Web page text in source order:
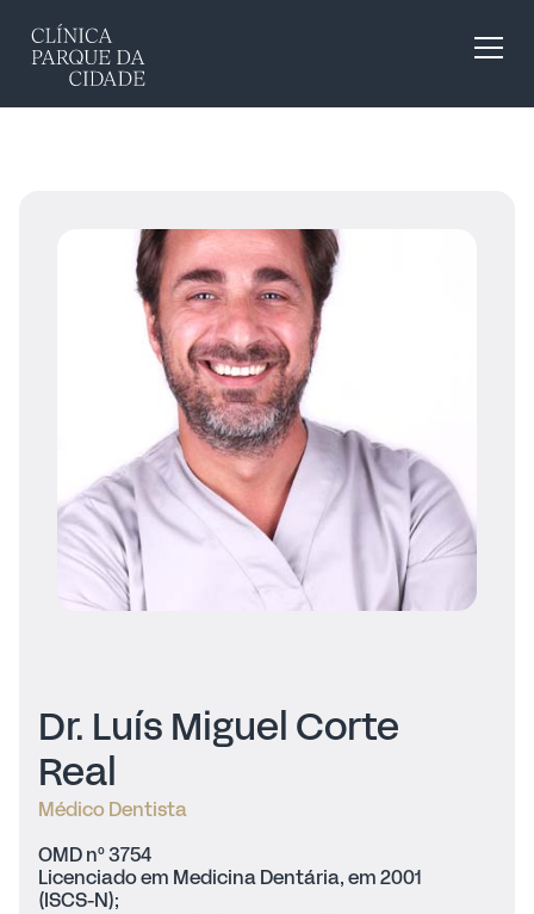
Dr. Luís Miguel Corte
Real
Médico Dentista
OMD nº 3754
Licenciado em Medicina Dentária, em 2001
(ISCS-N);